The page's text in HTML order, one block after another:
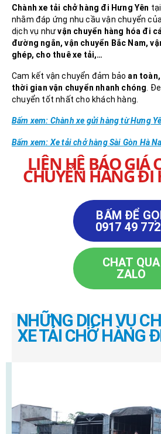
Chành xe tải chở hàng đi Hưng Yên
nhằm đáp ứng nhu cầu vận chuyển
dịch vụ nhưvận chuyển hàng hóa đi
đường ngắn, vận chuyển Bắc Nam,
ghép, cho thuê xe tải,…
Cam kết vận chuyển đảm bảo an
thời gian vận chuyển nhanh chóng .
chuyển tốt nhất cho khách hàng.
Bấm xem: Chành xe gửi hàng từ Hưng
Bấm xem: Xe tải chở hàng Sài Gòn Hà
LIÊN HỆ BÁO GIÁ
CHUYỂN HÀNG ĐI
BẤM ĐỂ
0917 49
CHAT QUA
ZALO
NHỮNG DỊCH VỤ
XE TẢI CHỞ HÀNG